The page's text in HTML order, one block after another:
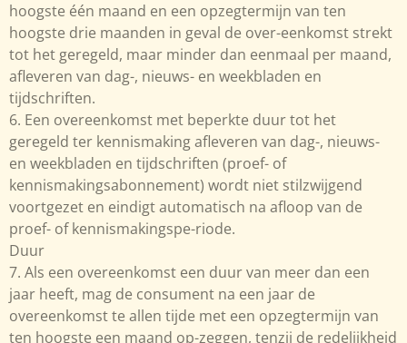
hoogste één maand en een opzegtermijn van ten
hoogste drie maanden in geval de over-eenkomst strekt
tot het geregeld, maar minder dan eenmaal per maand,
afleveren van dag-, nieuws- en weekbladen en
tijdschriften.
6. Een overeenkomst met beperkte duur tot het
geregeld ter kennismaking afleveren van dag-, nieuws-
en weekbladen en tijdschriften (proef- of
kennismakingsabonnement) wordt niet stilzwijgend
voortgezet en eindigt automatisch na afloop van de
proef- of kennismakingspe-riode.
Duur
7. Als een overeenkomst een duur van meer dan een
jaar heeft, mag de consument na een jaar de
overeenkomst te allen tijde met een opzegtermijn van
ten hoogste een maand op-zeggen, tenzij de redelijkheid